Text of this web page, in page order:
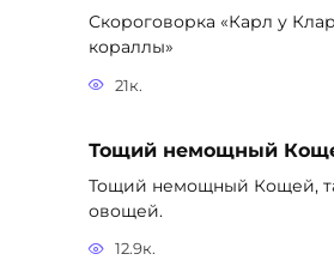
Скороговорка «Карл у
кораллы»
21к.
Тощий немощный
Тощий немощный Кощей,
овощей.
12.9к.